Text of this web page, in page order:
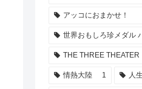
アッコにおまかせ！
世界おもしろ珍メダル
THE THREE THEATER
情熱大陸 1 人